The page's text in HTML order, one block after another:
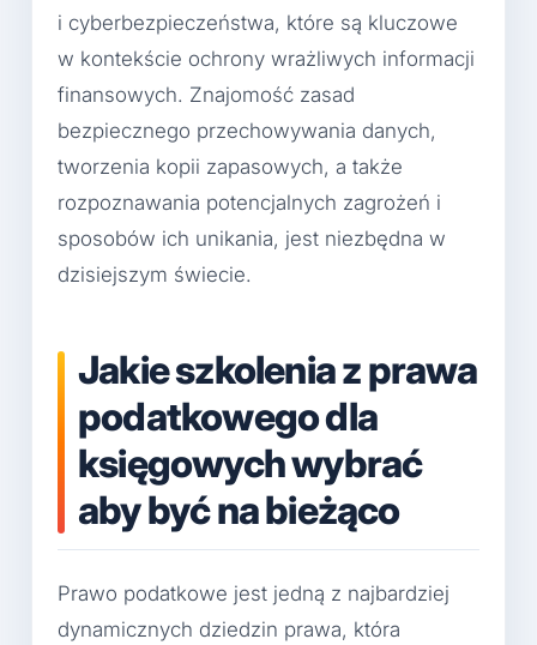
i cyberbezpieczeństwa, które są kluczowe
w kontekście ochrony wrażliwych informacji
finansowych. Znajomość zasad
bezpiecznego przechowywania danych,
tworzenia kopii zapasowych, a także
rozpoznawania potencjalnych zagrożeń i
sposobów ich unikania, jest niezbędna w
dzisiejszym świecie.
Jakie szkolenia z prawa
podatkowego dla
księgowych wybrać
aby być na bieżąco
Prawo podatkowe jest jedną z najbardziej
dynamicznych dziedzin prawa, która